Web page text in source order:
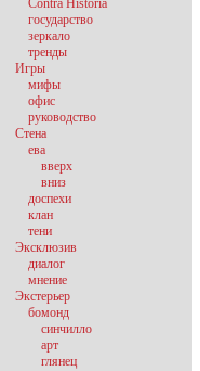
Contra Historia
государство
зеркало
тренды
Игры
мифы
офис
руководство
Стена
ева
вверх
вниз
доспехи
клан
тени
Эксклюзив
диалог
мнение
Экстерьер
бомонд
синчилло
арт
глянец